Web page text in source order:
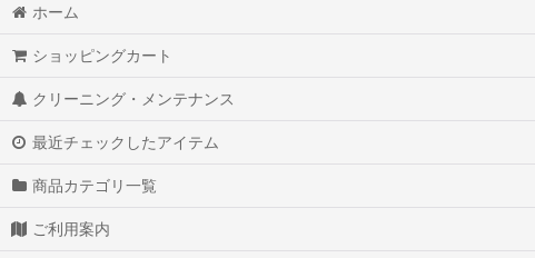
ホーム
ショッピングカート
クリーニング・メンテナンス
最近チェックしたアイテム
商品カテゴリ一覧
ご利用案内